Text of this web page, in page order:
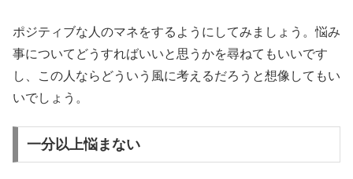
ポジティブな人のマネをするようにしてみましょう。悩み
事についてどうすればいいと思うかを尋ねてもいいです
し、この人ならどういう風に考えるだろうと想像してもい
いでしょう。
一分以上悩まない